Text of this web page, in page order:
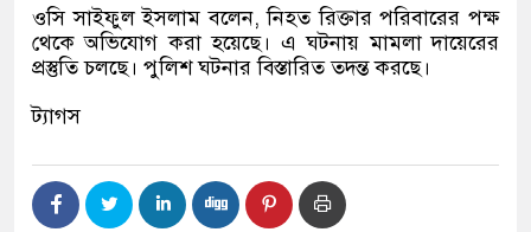
ওসি সাইফুল ইসলাম বলেন,নিহত রিক্তার পরিবারের পক্ষ
থেকে অভিযোগ করা হয়েছে। এ ঘটনায় মামলা দায়েরের
প্রস্তুতি চলছে। পুলিশ ঘটনার বিস্তারিত তদন্ত করছে।
ট্যাগস